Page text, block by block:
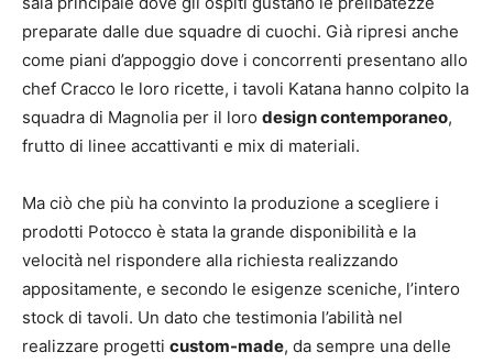
preparate dalle due squadre di cuochi. Già ripresi anche
come piani d’appoggio dove i concorrenti presentano allo
chef Cracco le loro ricette, i tavoli Katana hanno colpito la
squadra di Magnolia per il loro design contemporaneo,
frutto di linee accattivanti e mix di materiali.
Ma ciò che più ha convinto la produzione a scegliere i
prodotti Potocco è stata la grande disponibilità e la
velocità nel rispondere alla richiesta realizzando
appositamente, e secondo le esigenze sceniche, l’intero
stock di tavoli. Un dato che testimonia l’abilità nel
realizzare progetti custom-made, da sempre una delle